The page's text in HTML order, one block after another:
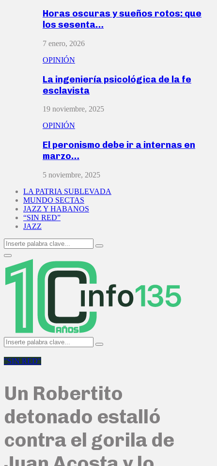
Horas oscuras y sueños rotos: que
los sesenta…
7 enero, 2026
OPINIÓN
La ingeniería psicológica de la fe
esclavista
19 noviembre, 2025
OPINIÓN
El peronismo debe ir a internas en
marzo…
5 noviembre, 2025
LA PATRIA SUBLEVADA
MUNDO SECTAS
JAZZ Y HABANOS
“SIN RED”
JAZZ
Search
for:
Search
Primary
Menu
Search
for:
Search
"SIN RED"
Un Robertito
detonado estalló
contra el gorila de